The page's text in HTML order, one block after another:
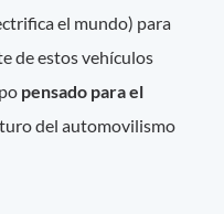
el mundo) para
de estos vehículos
pensado para el
del automovilismo